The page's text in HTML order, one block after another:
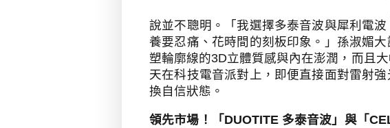
說並不聰明。「我選擇多泰音波與犀利電
養要忍痛、花時間的刻板印象。」孫淑媚
塑輪廓線的3D立體質感與內在澎潤，而且
天在科技電音派對上，即便直接面對雷射
換自信狀態。
領先市場！「DUOTITE 多泰音波」與「